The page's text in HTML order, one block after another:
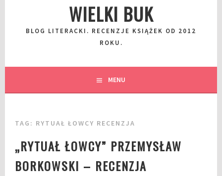
WIELKI BUK
BLOG LITERACKI. RECENZJE KSIĄŻEK OD 2012
ROKU.
MENU
TAG: RYTUAŁ ŁOWCY RECENZJA
„RYTUAŁ ŁOWCY” PRZEMYSŁAW
BORKOWSKI – RECENZJA